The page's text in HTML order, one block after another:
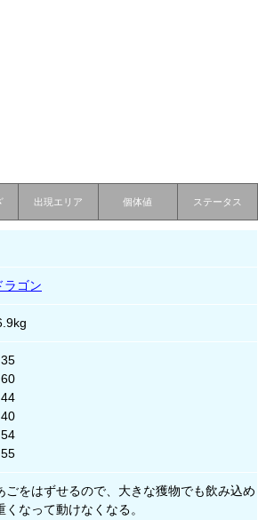
出現エリア 個体値 ステータス
ラゴン
35
60
44
40
54
55
ごをはずせるので、大きな獲物でも飲み込め
くなって動けなくなる。